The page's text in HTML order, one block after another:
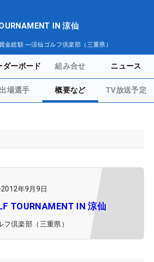
IN 涼仙
金総額 ―涼仙ゴルフ倶楽部（三重県）
ダーボード 組み合せ ニュース
出場選手 概要など TV放送予定
2012年9月9日
TOURNAMENT IN 涼仙
フ倶楽部（三重県）